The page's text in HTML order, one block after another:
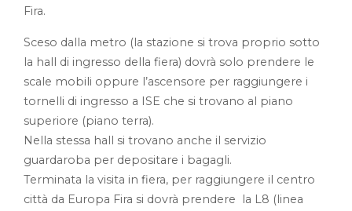
Fira.
Sceso dalla metro (la stazione si trova proprio sotto
la hall di ingresso della fiera) dovrà solo prendere le
scale mobili oppure l’ascensore per raggiungere i
tornelli di ingresso a ISE che si trovano al piano
superiore (piano terra).
Nella stessa hall si trovano anche il servizio
guardaroba per depositare i bagagli.
Terminata la visita in fiera, per raggiungere il centro
città da Europa Fira si dovrà prendere la L8 (linea